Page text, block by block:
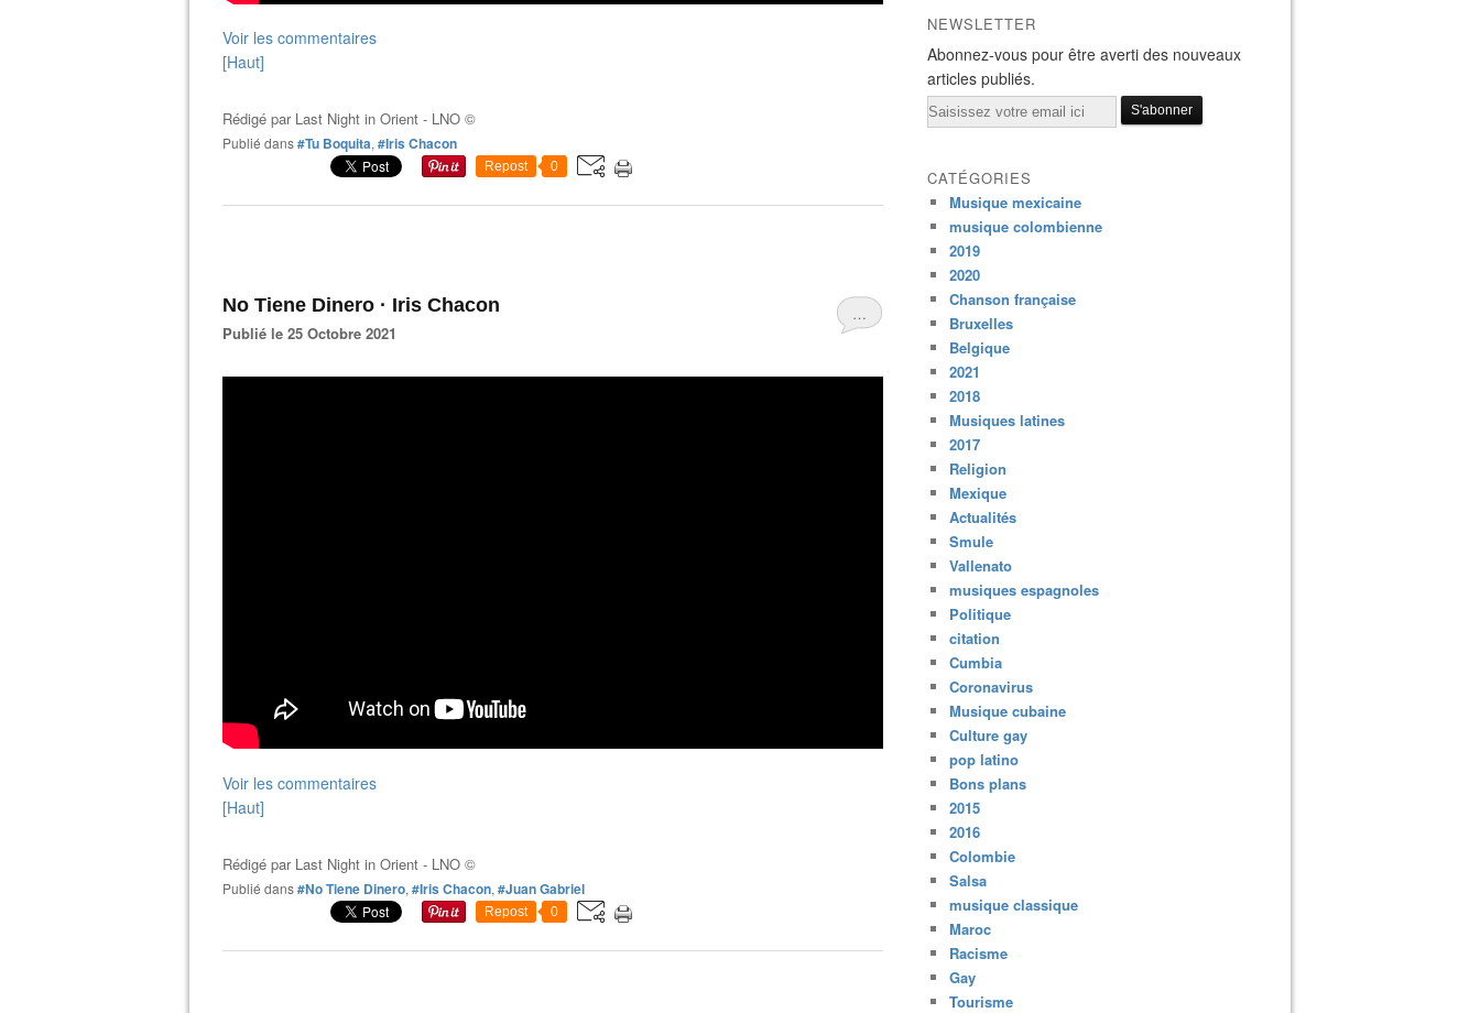
Voir les commentaires
[Haut]
Rédigé par Last Night in Orient - LNO ©
Publié dans#Tu Boquita, #Iris Chacon
Repost 0
…
No Tiene Dinero · Iris Chacon
Publié le 25 Octobre 2021
Voir les commentaires
[Haut]
Rédigé par Last Night in Orient - LNO ©
Publié dans#No Tiene Dinero, #Iris Chacon, #Juan Gabriel
Repost 0
NEWSLETTER
Abonnez-vous pour être averti des nouveaux
articles publiés.
Email
CATÉGORIES
Musique mexicaine
musique colombienne
2019
2020
Chanson française
Bruxelles
Belgique
2021
2018
Musiques latines
2017
Religion
Mexique
Actualités
Smule
Vallenato
musiques espagnoles
Politique
citation
Cumbia
Coronavirus
Musique cubaine
Culture gay
pop latino
Bons plans
2015
2016
Colombie
Salsa
musique classique
Maroc
Racisme
Gay
Tourisme